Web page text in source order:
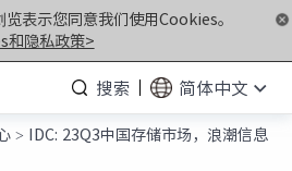
表示您同意我们使用Cookies。
和隐私政策>
搜索
简体中文
> IDC: 23Q3中国存储市场，浪潮信息